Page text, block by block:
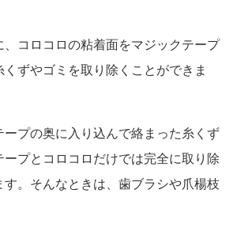
、コロコロの粘着面をマジックテープ
ずやゴミを取り除くことができま
ープの奥に入り込んで絡まった糸くず
プとコロコロだけでは完全に取り除
す。そんなときは、歯ブラシや爪楊枝